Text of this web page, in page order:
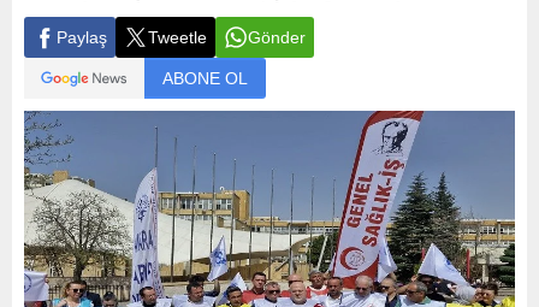
Paylaş Tweetle Gönder
ABONE OL